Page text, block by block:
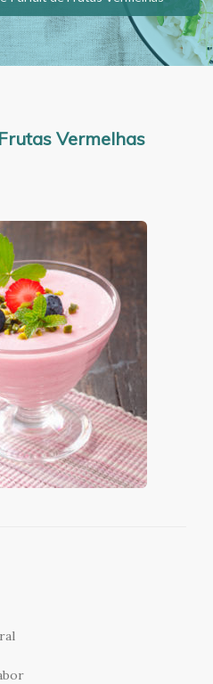
Vermelhas